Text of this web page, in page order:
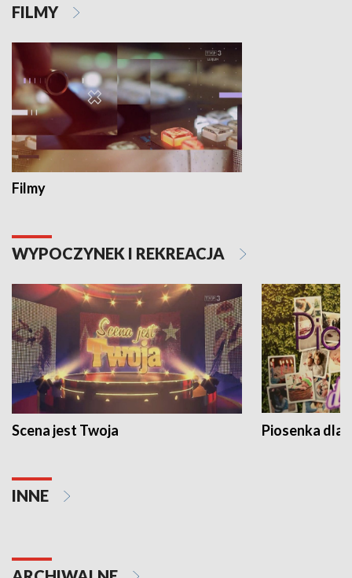
FILMY
Filmy
WYPOCZYNEK I REKREACJA
Scena jest Twoja Piosenka dla
INNE